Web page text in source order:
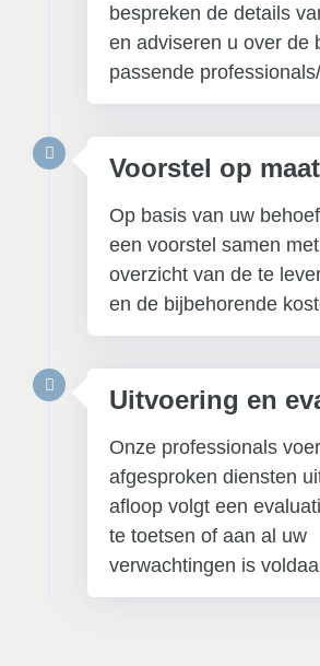
bespreken de details
en adviseren u over de
passende
Voorstel op maat
Op basis van uw
een voorstel samen
overzicht van de te
en de bijbehorende
Uitvoering en
Onze professionals
afgesproken diensten
afloop volgt een
te toetsen of aan al uw
verwachtingen is